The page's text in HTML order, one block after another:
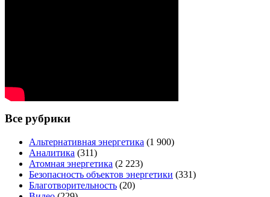
Все рубрики
Альтернативная энергетика (1 900)
Аналитика (311)
Атомная энергетика (2 223)
Безопасность объектов энергетики (331)
Благотворительность (20)